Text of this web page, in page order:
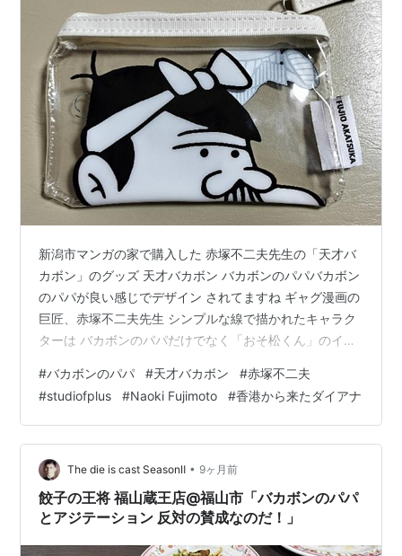
新潟市マンガの家で購入した 赤塚不二夫先生の「天才バ
カボン」のグッズ 天才バカボン バカボンのパパバカボン
のパパが良い感じでデザイン されてますね ギャグ漫画の
巨匠、赤塚不二夫先生 シンプルな線で描かれたキャラク
ターは バカボンのパパだけでなく「おそ松くん」のイヤ
ラクターは どれも超個性的でした さて STUDIO F+では
来年に向けて 新作映画の準備を進めています また
STUDIO F+製作、Naoki Fujimoto監督作品 「香港來的
Diana〜香港から来たダイアナ」は ただいまVimeoオンデ
マンドにて有料配信中！PC、スマホ、…
#バカボンのパパ #天才バカボン #赤塚不二夫
#studiofplus #Naoki Fujimoto #香港から来たダイアナ
The die is cast SeasonⅡ • 9ヶ月前
餃子の王将 福山蔵王店@福山市「バカボンのパパ
とアジテーション 反対の賛成なのだ！」